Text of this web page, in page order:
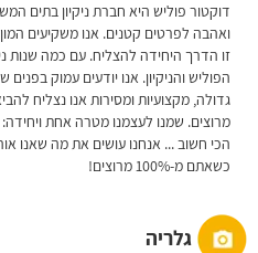
דוקטור פוליש היא חברת ניקיון בתים
ואהבה לפרטים קטנים. אנו משקיעים
הפוליש והניקיון. אנו יודעים עמוק
גדולה, מקצועיות ומסירות אנו נצליח
הכי חשוב ... אנחנו עושים את מה שאנו
כשאתם מ-100% מרוצים!
גלריה